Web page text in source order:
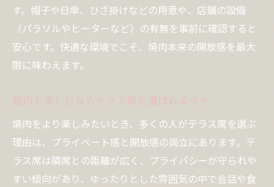
す。帽子や日傘、ひざ掛けなどの用意や、店舗の設備
（パラソルやヒーターなど）の有無を事前に確認すると
安心です。快適な環境でこそ、焼肉本来の開放感を最大
限に味わえます。
焼肉を楽しむならテラス席が選ばれるワケ
焼肉をより楽しみたいとき、多くの人がテラス席を選ぶ
理由は、プライベート感と開放感の両立にあります。テ
ラス席は隣席との距離が広く、プライバシーが守られや
すい傾向があり、ゆったりとした雰囲気の中で会話や食